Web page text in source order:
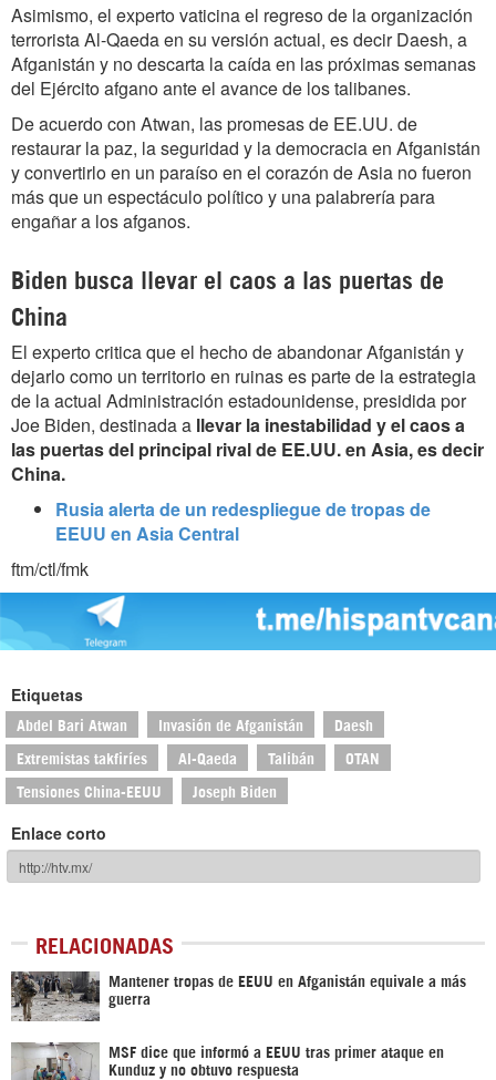
Asimismo, el experto vaticina el regreso de la organización
terrorista Al-Qaeda en su versión actual, es decir Daesh, a
Afganistán y no descarta la caída en las próximas semanas
del Ejército afgano ante el avance de los talibanes.
De acuerdo con Atwan, las promesas de EE.UU. de
restaurar la paz, la seguridad y la democracia en Afganistán
y convertirlo en un paraíso en el corazón de Asia no fueron
más que un espectáculo político y una palabrería para
engañar a los afganos.
Biden busca llevar el caos a las puertas de
China
El experto critica que el hecho de abandonar Afganistán y
dejarlo como un territorio en ruinas es parte de la estrategia
de la actual Administración estadounidense, presidida por
Joe Biden, destinada a llevar la inestabilidad y el caos a
las puertas del principal rival de EE.UU. en Asia, es decir
China.
Rusia alerta de un redespliegue de tropas de
EEUU en Asia Central
ftm/ctl/fmk
Etiquetas
Abdel Bari Atwan Invasión de Afganistán Daesh
Extremistas takfiríes Al-Qaeda Talibán OTAN
Tensiones China-EEUU Joseph Biden
Enlace corto
RELACIONADAS
Mantener tropas de EEUU en Afganistán equivale a más
guerra
MSF dice que informó a EEUU tras primer ataque en
Kunduz y no obtuvo respuesta